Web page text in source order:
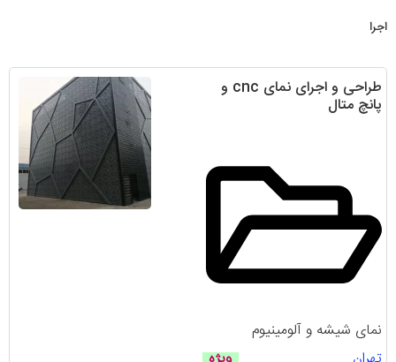
اجرا
طراحی و اجرای نمای cnc و
پانچ متال
نمای شیشه و آلومینیوم